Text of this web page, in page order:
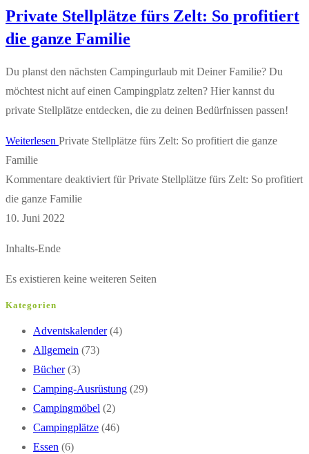
Private Stellplätze fürs Zelt: So profitiert
die ganze Familie
Du planst den nächsten Campingurlaub mit Deiner Familie? Du
möchtest nicht auf einen Campingplatz zelten? Hier kannst du
private Stellplätze entdecken, die zu deinen Bedürfnissen passen!
Weiterlesen Private Stellplätze fürs Zelt: So profitiert die ganze
Familie
Kommentare deaktiviert für Private Stellplätze fürs Zelt: So profitiert
die ganze Familie
10. Juni 2022
Inhalts-Ende
Es existieren keine weiteren Seiten
Kategorien
Adventskalender (4)
Allgemein (73)
Bücher (3)
Camping-Ausrüstung (29)
Campingmöbel (2)
Campingplätze (46)
Essen (6)